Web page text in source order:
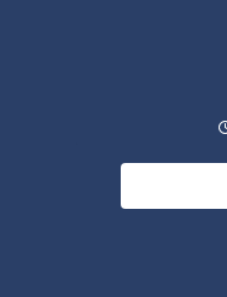
ぜできた？静岡・浜名湖に